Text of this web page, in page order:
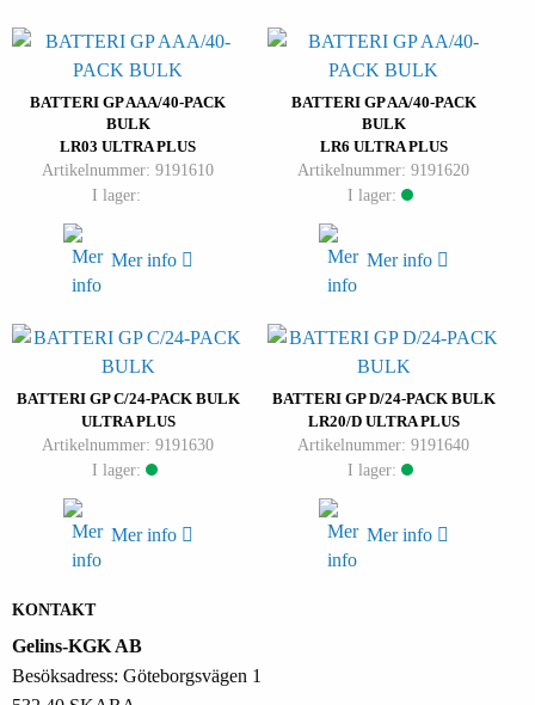
BATTERI GP AAA/40-PACK
BULK
LR03 ULTRA PLUS
Artikelnummer: 9191610
I lager:
Mer info
BATTERI GP AA/40-PACK
BULK
LR6 ULTRA PLUS
Artikelnummer: 9191620
I lager:
Mer info
BATTERI GP C/24-PACK BULK
ULTRA PLUS
Artikelnummer: 9191630
I lager:
Mer info
BATTERI GP D/24-PACK BULK
LR20/D ULTRA PLUS
Artikelnummer: 9191640
I lager:
Mer info
KONTAKT
Gelins-KGK AB
Besöksadress: Göteborgsvägen 1